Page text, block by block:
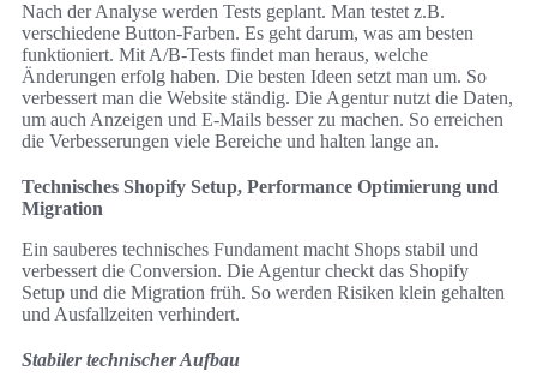
Nach der Analyse werden Tests geplant. Man testet z.B.
verschiedene Button-Farben. Es geht darum, was am besten
funktioniert. Mit A/B-Tests findet man heraus, welche
Änderungen erfolg haben. Die besten Ideen setzt man um. So
verbessert man die Website ständig. Die Agentur nutzt die Daten,
um auch Anzeigen und E-Mails besser zu machen. So erreichen
die Verbesserungen viele Bereiche und halten lange an.
Technisches Shopify Setup, Performance Optimierung und
Migration
Ein sauberes technisches Fundament macht Shops stabil und
verbessert die Conversion. Die Agentur checkt das Shopify
Setup und die Migration früh. So werden Risiken klein gehalten
und Ausfallzeiten verhindert.
Stabiler technischer Aufbau